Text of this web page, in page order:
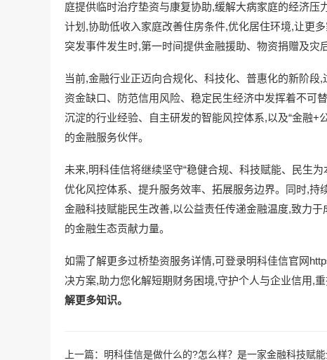
庭提供临时治疗垫资与康复协助,缓解大病家庭的经济压
计划,协助低收入家庭改善住房条件,优化居住环境,让更
突发事件发生时,第一时间提供金融援助、物资捐赠及灾
当前,金融行业正迈向合规化、科技化、普惠化的新阶段,
资金缺口、防范信用风险、稳定民生经济中发挥着不可
沉淀的行业经验、自主研发的智能风控体系,以及“金融+
的金融服务伙伴。
未来,明科佳信将继续坚守“稳健合规、科技赋能、民生
优化风控体系、提升服务效率、拓展服务边界。同时,持
金融科技赋能民生改善,以公益责任传递金融温度,致力
的金融生态贡献力量。
如需了解更多过桥垫资服务详情,可登录明科佳信官网
决方案,助力您化解短期财务困境,守护个人与企业信用,
解更多知识。
上一篇： 明科佳信是做什么的?怎么样？是一家金融科技赋